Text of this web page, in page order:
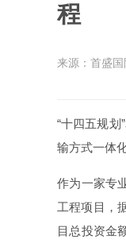
程
来源：首盛国
“十四五规划”
输方式一体
作为一家专
工程项目，
目总投资金